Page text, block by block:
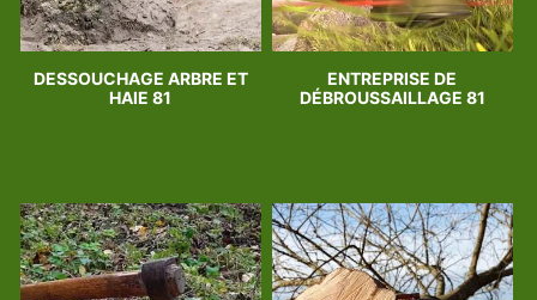
DESSOUCHAGE ARBRE ET
HAIE 81
ENTREPRISE DE
DÉBROUSSAILLAGE 81